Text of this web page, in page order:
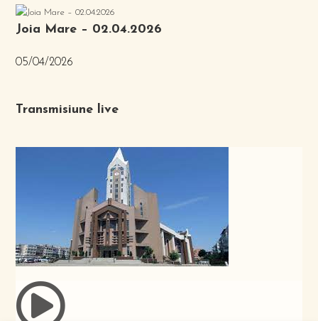
Joia Mare – 02.04.2026
05/04/2026
Transmisiune live